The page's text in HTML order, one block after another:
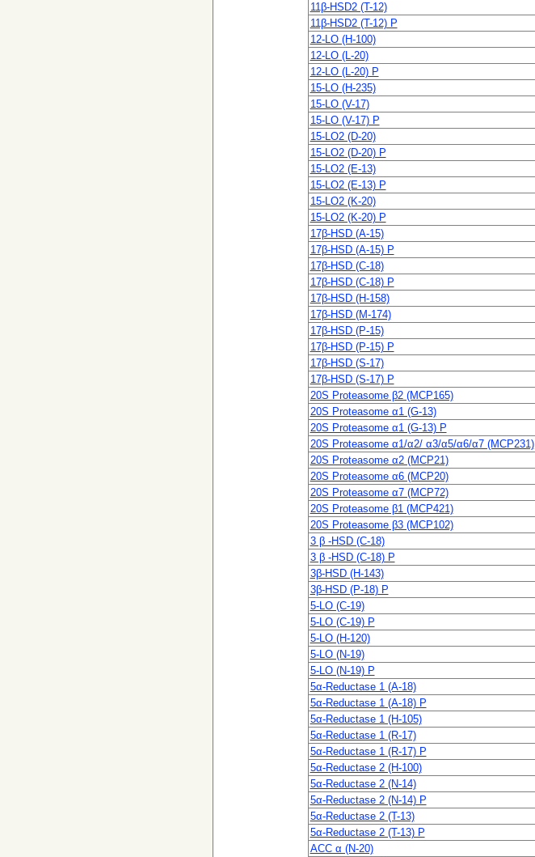
11β-HSD2 (T-12)
11β-HSD2 (T-12) P
12-LO (H-100)
12-LO (L-20)
12-LO (L-20) P
15-LO (H-235)
15-LO (V-17)
15-LO (V-17) P
15-LO2 (D-20)
15-LO2 (D-20) P
15-LO2 (E-13)
15-LO2 (E-13) P
15-LO2 (K-20)
15-LO2 (K-20) P
17β-HSD (A-15)
17β-HSD (A-15) P
17β-HSD (C-18)
17β-HSD (C-18) P
17β-HSD (H-158)
17β-HSD (M-174)
17β-HSD (P-15)
17β-HSD (P-15) P
17β-HSD (S-17)
17β-HSD (S-17) P
20S Proteasome β2 (MCP165)
20S Proteasome α1 (G-13)
20S Proteasome α1 (G-13) P
20S Proteasome α1/α2/ α3/α5/α6/α7 (MCP231)
20S Proteasome α2 (MCP21)
20S Proteasome α6 (MCP20)
20S Proteasome α7 (MCP72)
20S Proteasome β1 (MCP421)
20S Proteasome β3 (MCP102)
3 β -HSD (C-18)
3 β -HSD (C-18) P
3β-HSD (H-143)
3β-HSD (P-18) P
5-LO (C-19)
5-LO (C-19) P
5-LO (H-120)
5-LO (N-19)
5-LO (N-19) P
5α-Reductase 1 (A-18)
5α-Reductase 1 (A-18) P
5α-Reductase 1 (H-105)
5α-Reductase 1 (R-17)
5α-Reductase 1 (R-17) P
5α-Reductase 2 (H-100)
5α-Reductase 2 (N-14)
5α-Reductase 2 (N-14) P
5α-Reductase 2 (T-13)
5α-Reductase 2 (T-13) P
ACC α (N-20)